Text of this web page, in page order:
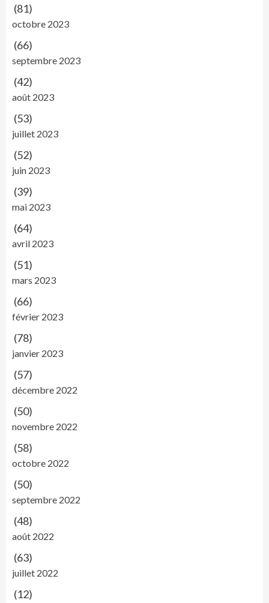
(81)
octobre 2023
(66)
septembre 2023
(42)
août 2023
(53)
juillet 2023
(52)
juin 2023
(39)
mai 2023
(64)
avril 2023
(51)
mars 2023
(66)
février 2023
(78)
janvier 2023
(57)
décembre 2022
(50)
novembre 2022
(58)
octobre 2022
(50)
septembre 2022
(48)
août 2022
(63)
juillet 2022
(12)